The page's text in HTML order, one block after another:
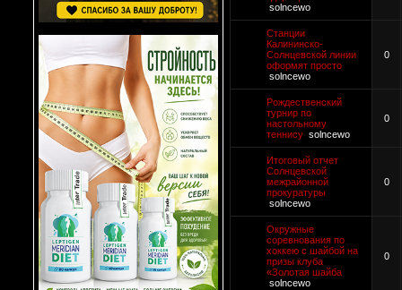
solncewo
Станции
Калининско-
Солнцевской линии
оформят просто
solncewo
0
Рождественский
турнир по
настольному
теннису solncewo
0
Итоговый отчет
Солнцевской
межрайонной
прокуратуры
solncewo
0
Окружные
соревнования по
хоккею с шайбой на
призы клуба
«Золотая шайба
solncewo
0